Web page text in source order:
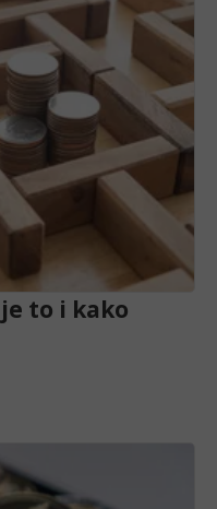
to i kako